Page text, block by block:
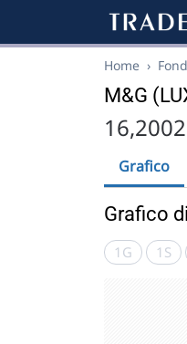
Home ›
M&G
16,2002
Grafico
Grafico
1G 1S